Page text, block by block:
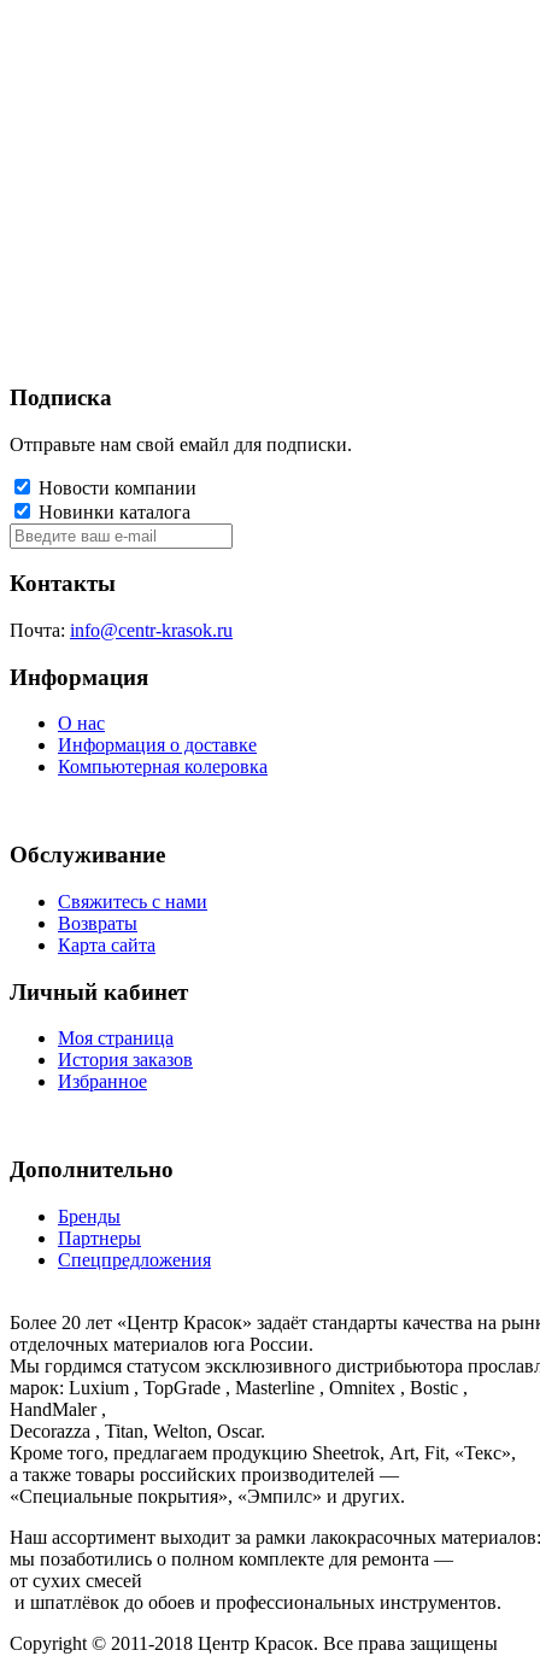
Подписка
Отправьте нам свой емайл для подписки.
Новости компании
Новинки каталога
Контакты
Почта: info@centr-krasok.ru
Информация
О нас
Информация о доставке
Компьютерная колеровка
Обслуживание
Свяжитесь с нами
Возвраты
Карта сайта
Личный кабинет
Моя страница
История заказов
Избранное
Дополнительно
Бренды
Партнеры
Спецпредложения
Более 20 лет «Центр Красок» задаёт стандарты качества на
отделочных материалов юга России.
Мы гордимся статусом эксклюзивного дистрибьютора
марок: Luxium , TopGrade , Masterline , Omnitex , Bostic ,
HandMaler ,
Decorazza , Titan, Welton, Oscar.
Кроме того, предлагаем продукцию Sheetrok, Art, Fit, «Текс»,
а также товары российских производителей —
«Специальные покрытия», «Эмпилс» и других.
Наш ассортимент выходит за рамки лакокрасочных
мы позаботились о полном комплекте для ремонта —
от сухих смесей
и шпатлёвок до обоев и профессиональных инструментов.
Copyright © 2011-2018 Центр Красок. Все права защищены